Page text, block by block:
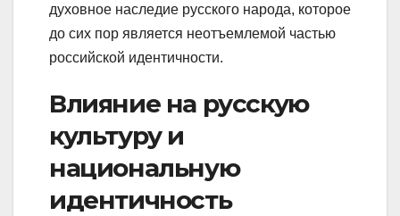
духовное наследие русского народа, которое
до сих пор является неотъемлемой частью
российской идентичности.
Влияние на русскую
культуру и
национальную
идентичность